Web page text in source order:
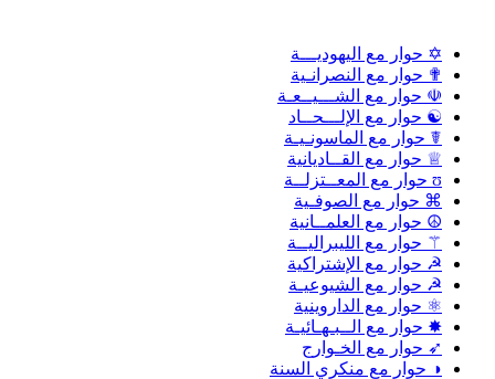
✡ حوار مع اليهوديـــة
✟ حوار مع النصرانـية
☫ حوار مع الشـــيــعـة
☯ حوار مع الإلـــحــاد
☤ حوار مع الماسونـيـة
♕ حوار مع القــاديانية
ʊ حوار مع المعــتزلــة
⌘ حوار مع الصوفـية
☮ حوار مع العلمــانية
⚚ حوار مع الليبراليــة
☭ حوار مع الإشتراكية
☭ حوار مع الشيوعيـة
⚛ حوار مع الداروينية
✸ حوار مع الــبـهـائيـة
➶ حوار مع الخـوارج
◑ حوار مع منكري السنة